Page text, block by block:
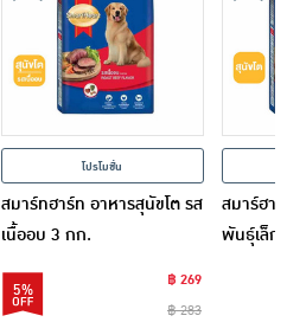
โปรโมชั่น
สมาร์ทฮาร์ท อาหารสุนัขโต รส
เนื้ออบ 3 กก.
5%
฿ 269
฿ 283
สมาร์ฮา
พันธุ์เล็ก